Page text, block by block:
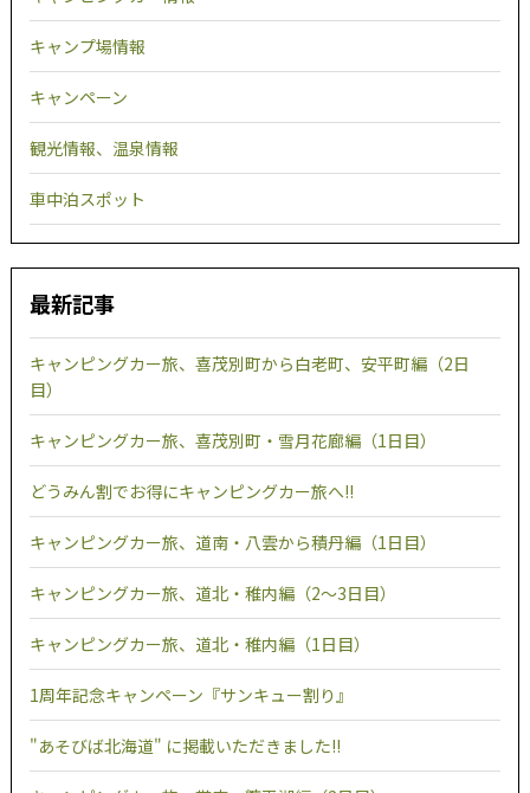
キャンプ場情報
キャンペーン
観光情報、温泉情報
車中泊スポット
最新記事
キャンピングカー旅、喜茂別町から白老町、安平町編（2日
目）
キャンピングカー旅、喜茂別町・雪月花廊編（1日目）
どうみん割でお得にキャンピングカー旅へ!!
キャンピングカー旅、道南・八雲から積丹編（1日目）
キャンピングカー旅、道北・稚内編（2～3日目）
キャンピングカー旅、道北・稚内編（1日目）
1周年記念キャンペーン『サンキュー割り』
"あそびば北海道" に掲載いただきました!!